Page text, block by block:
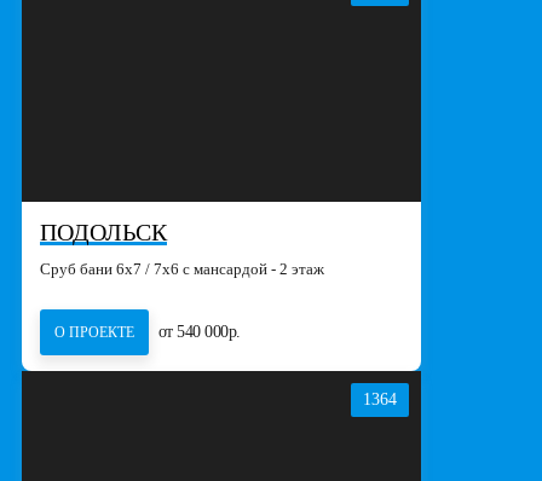
ПОДОЛЬСК
Сруб бани 6х7 / 7х6 с мансардой - 2 этаж
О ПРОЕКТЕ от 540 000р.
1364